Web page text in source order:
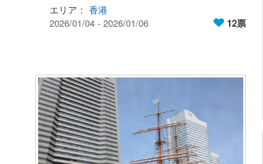
エリア： 香港
2026/01/04 - 2026/01/06
12票